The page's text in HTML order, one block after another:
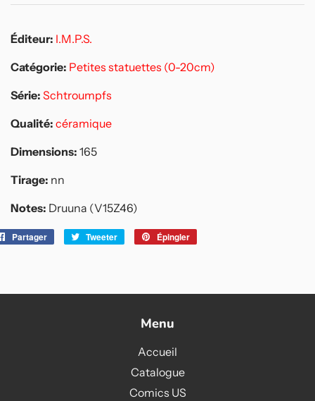
Éditeur: I.M.P.S.
Catégorie: Petites statuettes (0-20cm)
Série: Schtroumpfs
Qualité: céramique
Dimensions: 165
Tirage: nn
Notes: Druuna (V15Z46)
Partager
PartagerTweeter
Tweeter
Épingler
Menu
Accueil
Catalogue
Comics US